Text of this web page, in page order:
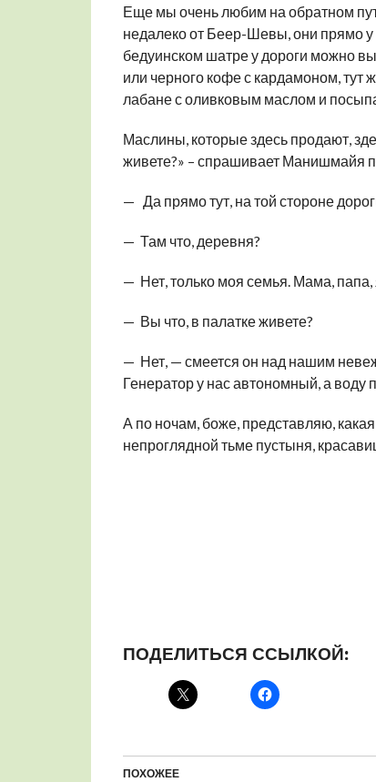
Еще мы очень любим на обратном
недалеко от Беер-Шевы, они прямо
бедуинском шатре у дороги можно
или черного кофе с кардамоном,
лабане с оливковым маслом и
Маслины, которые здесь продают,
живете?» – спрашивает Манишмайя
— Да прямо тут, на той стороне
— Там что, деревня?
— Нет, только моя семья. Мама, папа,
— Вы что, в палатке живете?
— Нет, — смеется он над нашим
Генератор у нас автономный, а воду
А по ночам, боже, представляю,
непроглядной тьме пустыня,
ПОДЕЛИТЬСЯ ССЫЛКОЙ:
ПОХОЖЕЕ